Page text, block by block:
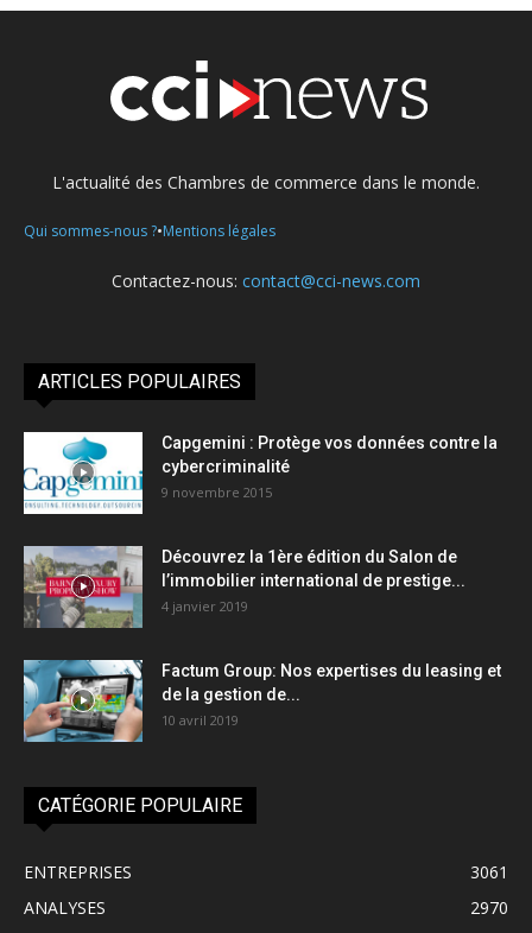
L'actualité des Chambres de commerce dans le monde.
Qui sommes-nous ?•Mentions légales
Contactez-nous: contact@cci-news.com
ARTICLES POPULAIRES
Capgemini : Protège vos données contre la
cybercriminalité
9 novembre 2015
Découvrez la 1ère édition du Salon de
l’immobilier international de prestige...
4 janvier 2019
Factum Group: Nos expertises du leasing et
de la gestion de...
10 avril 2019
CATÉGORIE POPULAIRE
ENTREPRISES
3061
ANALYSES
2970